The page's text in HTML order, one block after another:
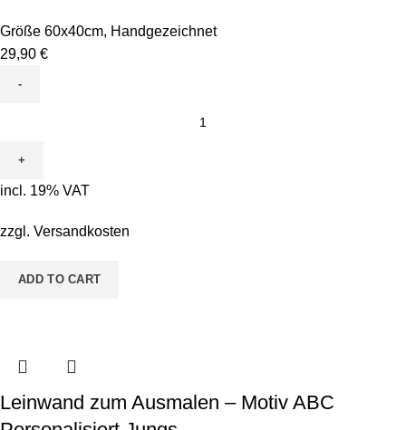
Größe 60x40cm, Handgezeichnet
29,90 €
Ausmalen
-
Tanja
Strahlen
incl. 19% VAT
zzgl. Versandkosten
ADD TO CART
Leinwand zum Ausmalen – Motiv ABC